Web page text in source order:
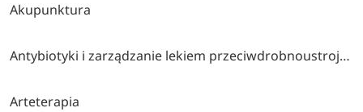
Akupunktura
Antybiotyki i zarządzanie lekiem przeciwdrobnoustrojowym
Arteterapia